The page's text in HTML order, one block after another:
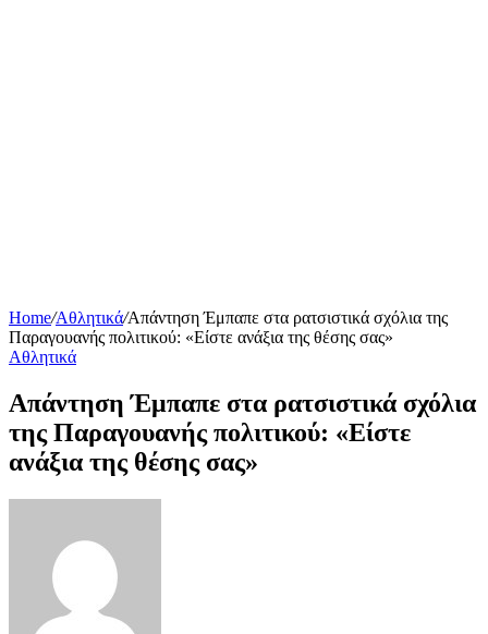
Home/Αθλητικά/Απάντηση Έμπαπε στα ρατσιστικά σχόλια της
Παραγουανής πολιτικού: «Είστε ανάξια της θέσης σας»
Αθλητικά
Απάντηση Έμπαπε στα ρατσιστικά σχόλια
της Παραγουανής πολιτικού: «Είστε
ανάξια της θέσης σας»